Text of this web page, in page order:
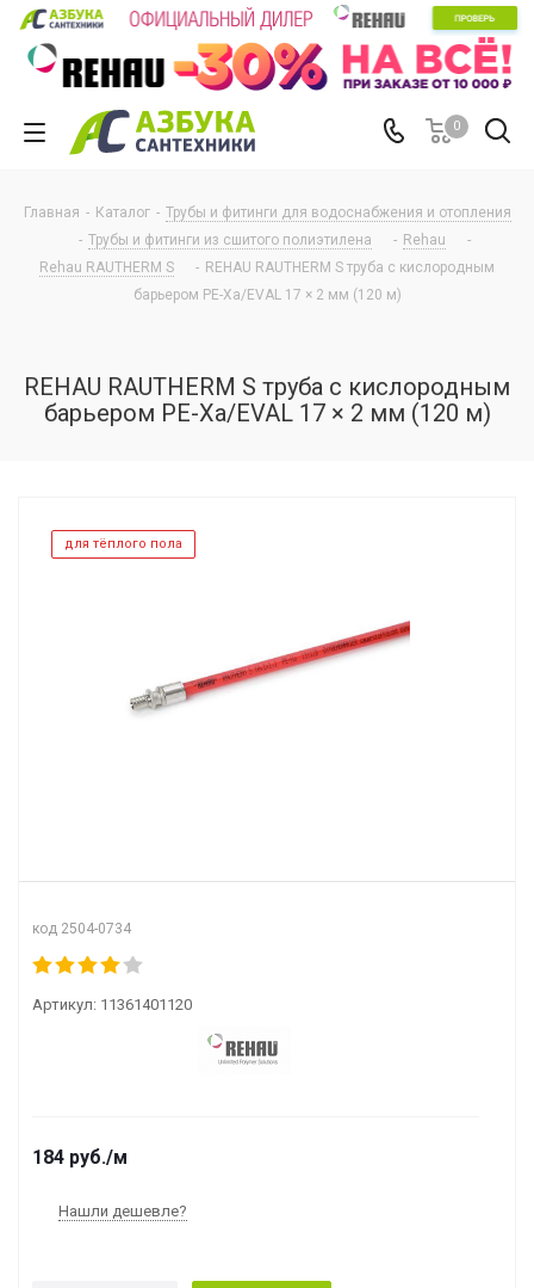
0
Главная - Каталог - Трубы и фитинги для водоснабжения и отопления
- Трубы и фитинги из сшитого полиэтилена - Rehau
-
Rehau RAUTHERM S
- REHAU RAUTHERM S труба с кислородным
барьером PE-Xa/EVAL 17 × 2 мм (120 м)
REHAU RAUTHERM S труба с кислородным
барьером PE-Xa/EVAL 17 × 2 мм (120 м)
для тёплого пола
код 2504-0734
Артикул: 11361401120
184 руб./м
Нашли дешевле?